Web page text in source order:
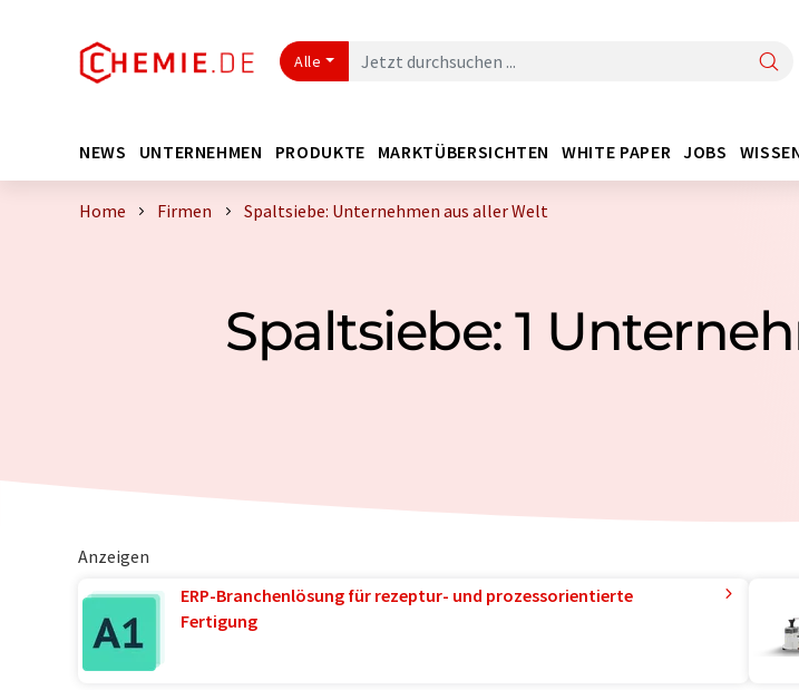
Alle
NEWS UNTERNEHMEN PRODUKTE MARKTÜBERSICHTEN WHITE PAPER JOBS
Home Firmen Spaltsiebe: Unternehmen aus aller Welt
Spaltsiebe: 1
Anzeigen
ERP-Branchenlösung für rezeptur- und prozessorientierte
Fertigung